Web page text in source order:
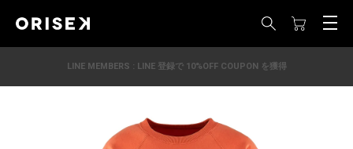
LINE MEMBERS : LINE 登録で 10%OFF COUPON を獲得